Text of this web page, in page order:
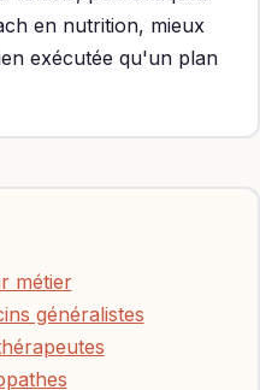
en nutrition, mieux
exécutée qu'un plan
métier
généralistes